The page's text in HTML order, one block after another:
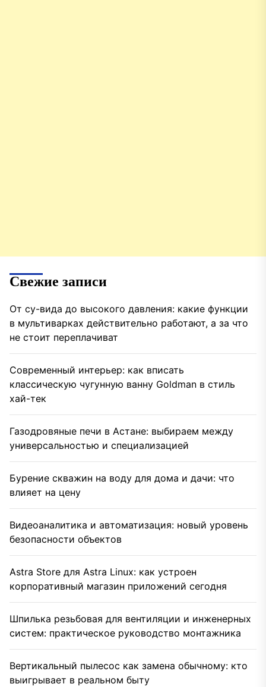
Свежие записи
От су-вида до высокого давления: какие функции
в мультиварках действительно работают, а за что
не стоит переплачиват
Современный интерьер: как вписать
классическую чугунную ванну Goldman в стиль
хай-тек
Газодровяные печи в Астане: выбираем между
универсальностью и специализацией
Бурение скважин на воду для дома и дачи: что
влияет на цену
Видеоаналитика и автоматизация: новый уровень
безопасности объектов
Astra Store для Astra Linux: как устроен
корпоративный магазин приложений сегодня
Шпилька резьбовая для вентиляции и инженерных
систем: практическое руководство монтажника
Вертикальный пылесос как замена обычному: кто
выигрывает в реальном быту